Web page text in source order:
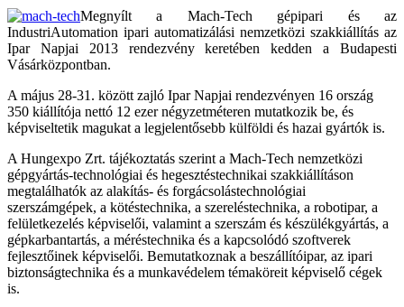
Megnyílt a Mach-Tech gépipari és az
IndustriAutomation ipari automatizálási nemzetközi szakkiállítás az
Ipar Napjai 2013 rendezvény keretében kedden a Budapesti
Vásárközpontban.
A május 28-31. között zajló Ipar Napjai rendezvényen 16 ország
350 kiállítója nettó 12 ezer négyzetméteren mutatkozik be, és
képviseltetik magukat a legjelentősebb külföldi és hazai gyártók is.
A Hungexpo Zrt. tájékoztatás szerint a Mach-Tech nemzetközi
gépgyártás-technológiai és hegesztéstechnikai szakkiállításon
megtalálhatók az alakítás- és forgácsolástechnológiai
szerszámgépek, a kötéstechnika, a szereléstechnika, a robotipar, a
felületkezelés képviselői, valamint a szerszám és készülékgyártás, a
gépkarbantartás, a méréstechnika és a kapcsolódó szoftverek
fejlesztőinek képviselői. Bemutatkoznak a beszállítóipar, az ipari
biztonságtechnika és a munkavédelem témaköreit képviselő cégek
is.